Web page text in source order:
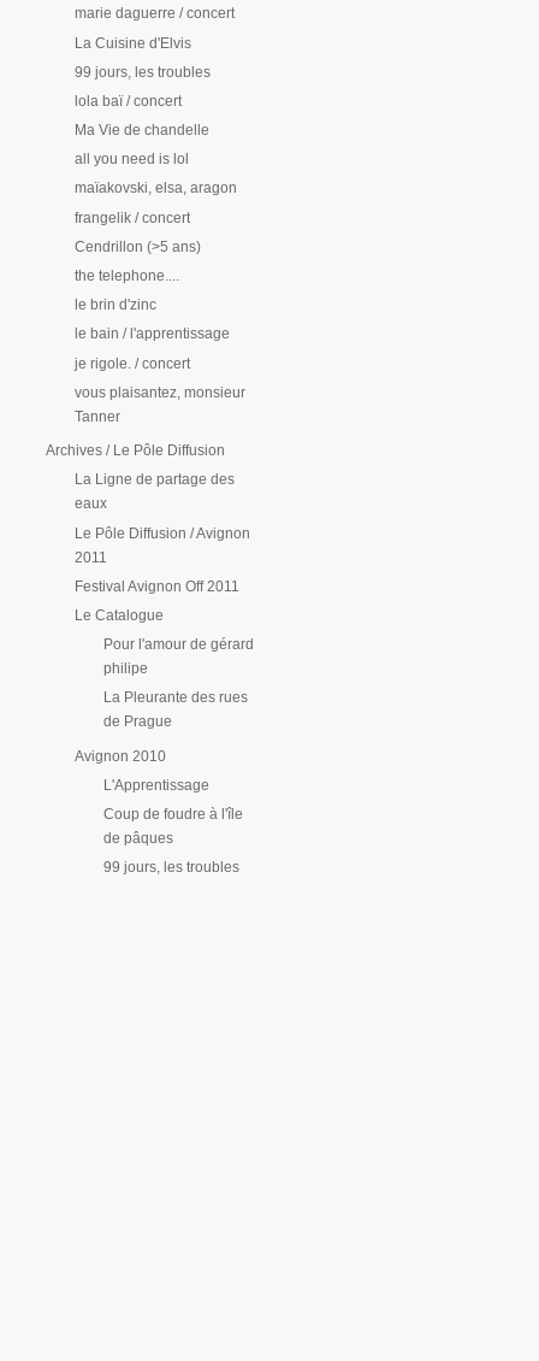
marie daguerre / concert
La Cuisine d'Elvis
99 jours, les troubles
lola baï / concert
Ma Vie de chandelle
all you need is lol
maïakovski, elsa, aragon
frangelik / concert
Cendrillon (>5 ans)
the telephone....
le brin d'zinc
le bain / l'apprentissage
je rigole. / concert
vous plaisantez, monsieur
Tanner
Archives / Le Pôle Diffusion
La Ligne de partage des
eaux
Le Pôle Diffusion / Avignon
2011
Festival Avignon Off 2011
Le Catalogue
Pour l'amour de gérard
philipe
La Pleurante des rues
de Prague
Avignon 2010
L'Apprentissage
Coup de foudre à l'île
de pâques
99 jours, les troubles